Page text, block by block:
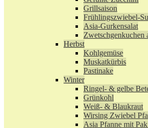
Grillsaison
Frühlingszwiebel-
Asia-Gurkensalat
Zwetschgenkuchen
Herbst
Kohlgemüse
Muskatkürbis
Pastinake
Winter
Ringel- & gelbe
Grünkohl
Weiß- & Blaukraut
Wirsing Zwiebel
Asia Pfanne mit